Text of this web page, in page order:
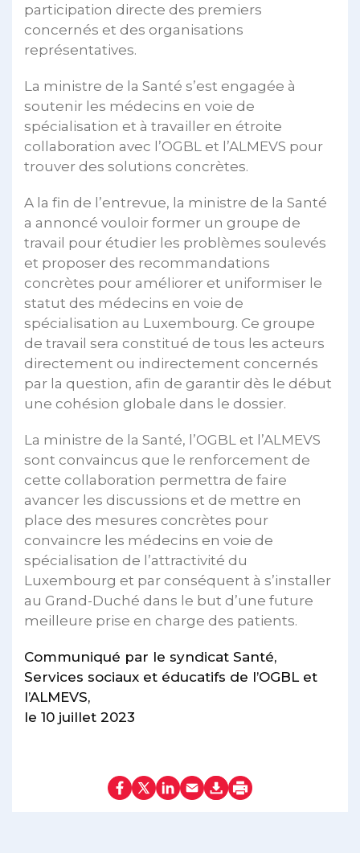
participation directe des premiers
concernés et des organisations
représentatives.
La ministre de la Santé s’est engagée à
soutenir les médecins en voie de
spécialisation et à travailler en étroite
collaboration avec l’OGBL et l’ALMEVS pour
trouver des solutions concrètes.
A la fin de l’entrevue, la ministre de la Santé
a annoncé vouloir former un groupe de
travail pour étudier les problèmes soulevés
et proposer des recommandations
concrètes pour améliorer et uniformiser le
statut des médecins en voie de
spécialisation au Luxembourg. Ce groupe
de travail sera constitué de tous les acteurs
directement ou indirectement concernés
par la question, afin de garantir dès le début
une cohésion globale dans le dossier.
La ministre de la Santé, l’OGBL et l’ALMEVS
sont convaincus que le renforcement de
cette collaboration permettra de faire
avancer les discussions et de mettre en
place des mesures concrètes pour
convaincre les médecins en voie de
spécialisation de l’attractivité du
Luxembourg et par conséquent à s’installer
au Grand-Duché dans le but d’une future
meilleure prise en charge des patients.
Communiqué par le syndicat Santé,
Services sociaux et éducatifs de l’OGBL et
l’ALMEVS,
le 10 juillet 2023